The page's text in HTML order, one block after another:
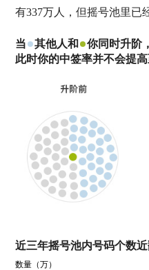
有337万人，但摇号池里已
当 其他人和
你同时升阶
此时你的中签率并不会提
近三年摇号池内号码个数
数量（万）